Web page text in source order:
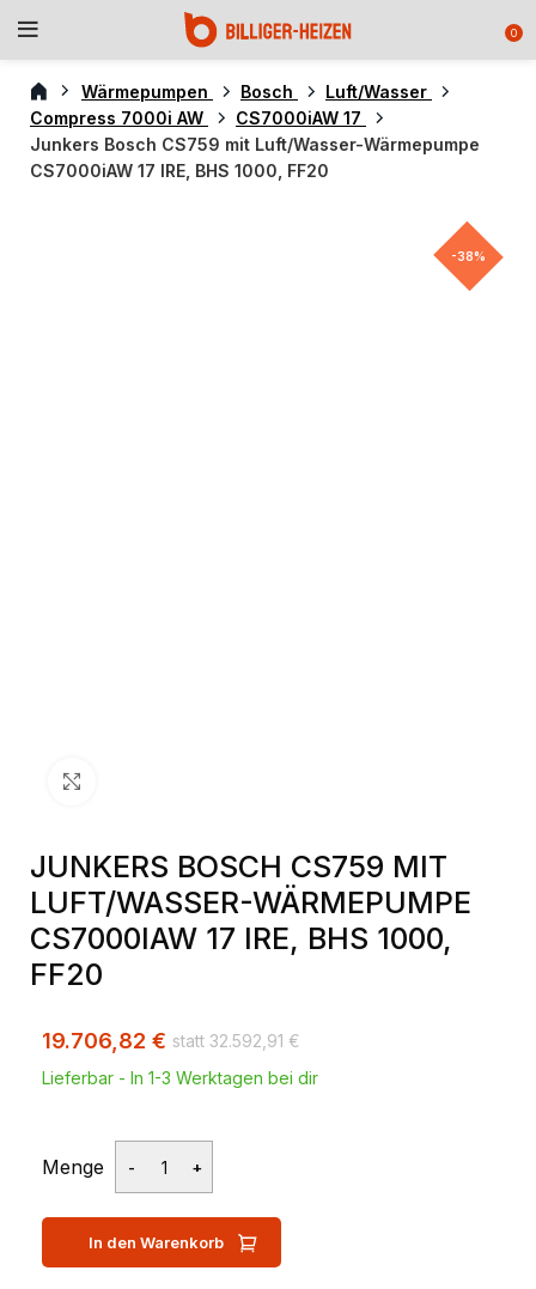
0
Wärmepumpen Bosch
Luft/Wasser
Compress 7000i AW
CS7000iAW 17
Junkers Bosch CS759 mit Luft/Wasser-Wärmepumpe
CS7000iAW 17 IRE, BHS 1000, FF20
-38%
JUNKERS BOSCH CS759 MIT
LUFT/WASSER-WÄRMEPUMPE
CS7000IAW 17 IRE, BHS 1000,
FF20
32.592,91 €
19.706,82 €
Lieferbar - In 1-3 Werktagen bei dir
Menge
In den Warenkorb